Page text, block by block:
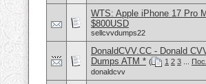
WTS: Apple iPhone 17 Pro
$800USD
sellcvvdumps22
DonaldCVV.CC - Donald
Dumps ATM * ( 1 2 3
donaldcvv